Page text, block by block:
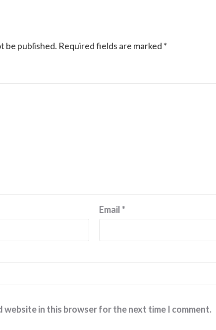
be published. Required fields are marked *
Email*
website in this browser for the next time I comment.